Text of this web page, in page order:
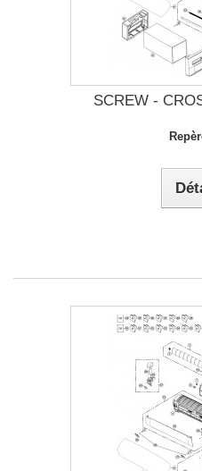
SCREW -